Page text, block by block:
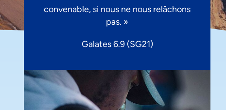
convenable, si nous ne nous relâchons
pas. »
Galates 6.9 (SG21)